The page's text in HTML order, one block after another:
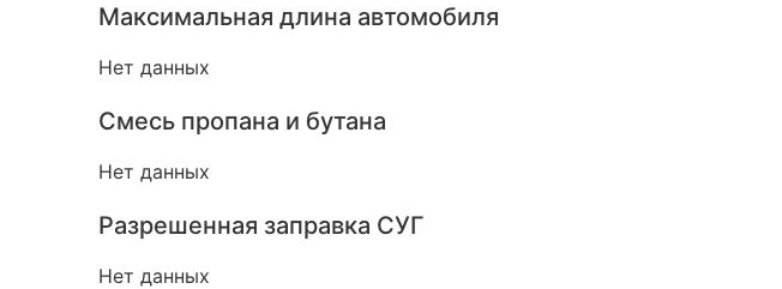
Максимальная длина автомобиля
Нет данных
Смесь пропана и бутана
Нет данных
Разрешенная заправка СУГ
Нет данных